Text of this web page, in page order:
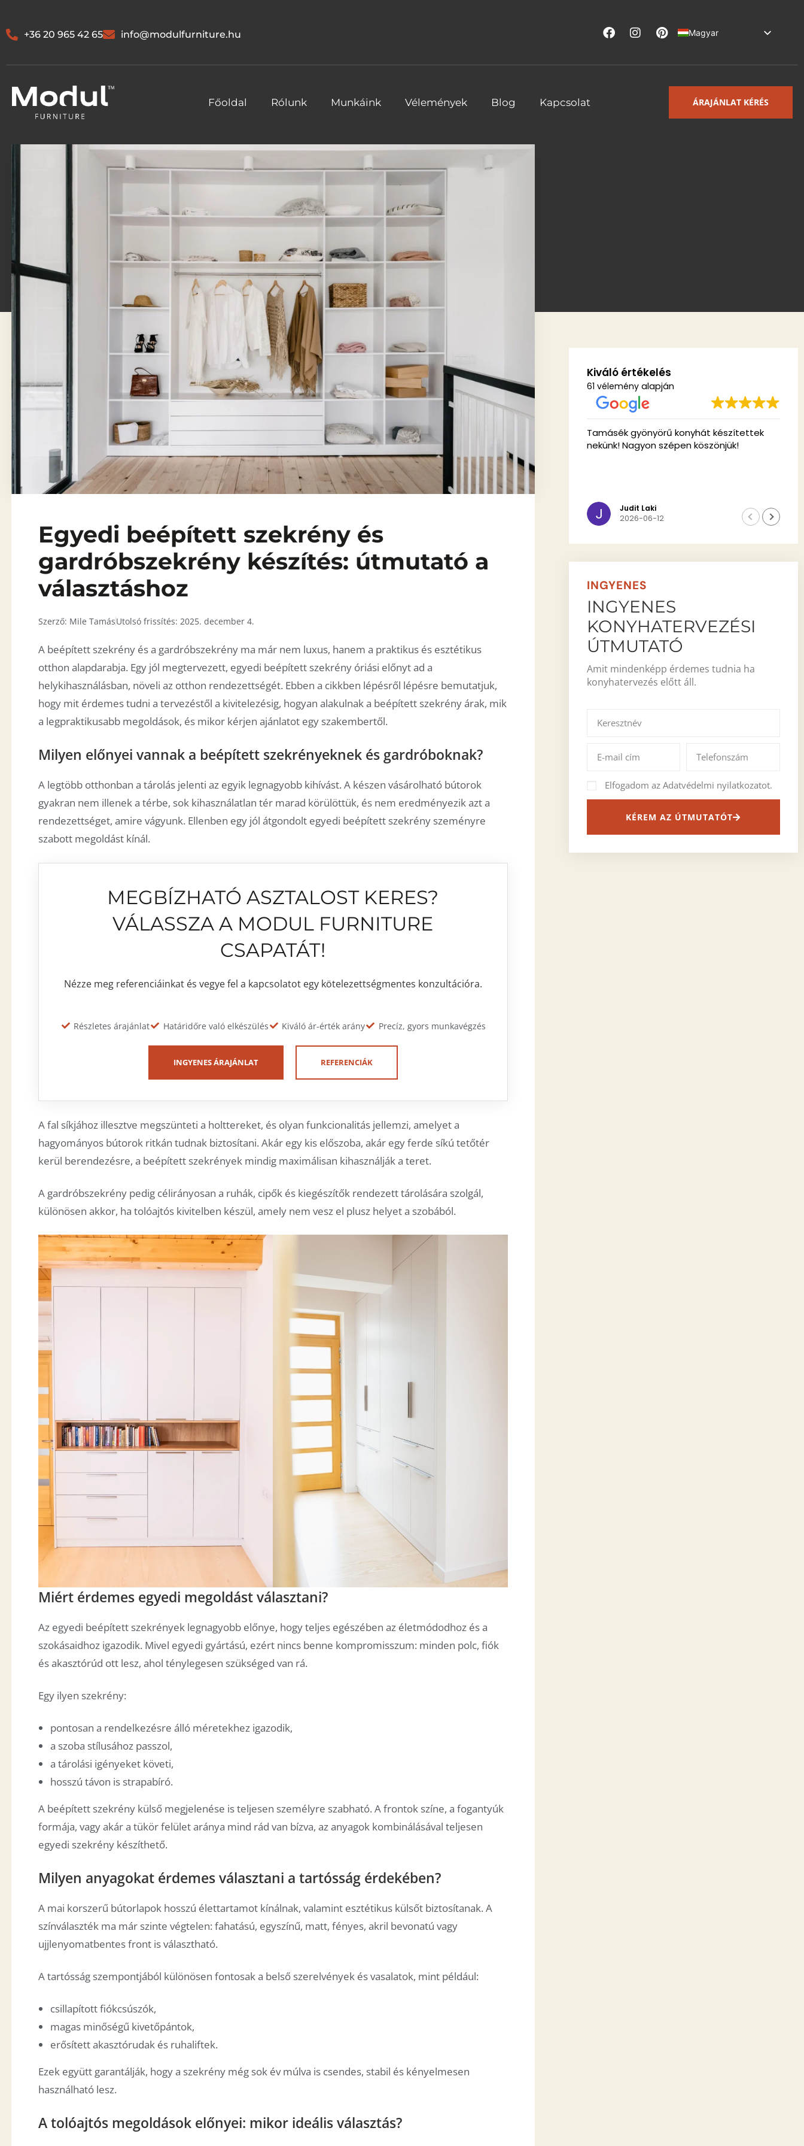
+36 20 965 42 65 info@modulfurniture.hu
Magyar
Főoldal Rólunk Munkáink Vélemények Blog Kapcsolat ÁRAJÁNLAT KÉRÉS
Egyedi beépített szekrény és
gardróbszekrény készítés: útmutató a
választáshoz
Szerző: Mile TamásUtolsó frissítés: 2025. december 4.
A beépített szekrény és a gardróbszekrény ma már nem luxus, hanem a praktikus és esztétikus
otthon alapdarabja. Egy jól megtervezett, egyedi beépített szekrény óriási előnyt ad a
helykihasználásban, növeli az otthon rendezettségét. Ebben a cikkben lépésről lépésre bemutatjuk,
hogy mit érdemes tudni a tervezéstől a kivitelezésig, hogyan alakulnak a beépített szekrény árak, mik
a legpraktikusabb megoldások, és mikor kérjen ajánlatot egy szakembertől.
Milyen előnyei vannak a beépített szekrényeknek és gardróboknak?
A legtöbb otthonban a tárolás jelenti az egyik legnagyobb kihívást. A készen vásárolható bútorok
gyakran nem illenek a térbe, sok kihasználatlan tér marad körülöttük, és nem eredményezik azt a
rendezettséget, amire vágyunk. Ellenben egy jól átgondolt egyedi beépített szekrény szeményre
szabott megoldást kínál.
MEGBÍZHATÓ ASZTALOST KERES?
VÁLASSZA A MODUL FURNITURE
CSAPATÁT!
Nézze meg referenciáinkatés vegye fel a kapcsolatot egy kötelezettségmentes konzultációra.
Részletes árajánlat Határidőre való elkészülés Kiváló ár-érték arány Precíz, gyors munkavégzés
INGYENES ÁRAJÁNLAT REFERENCIÁK
A fal síkjához illesztve megszünteti a holttereket, és olyan funkcionalitás jellemzi, amelyet a
hagyományos bútorok ritkán tudnak biztosítani. Akár egy kis előszoba, akár egy ferde síkú tetőtér
kerül berendezésre, a beépített szekrények mindig maximálisan kihasználják a teret.
A gardróbszekrény pedig célirányosan a ruhák, cipők és kiegészítők rendezett tárolására szolgál,
különösen akkor, ha tolóajtós kivitelben készül, amely nem vesz el plusz helyet a szobából.
Miért érdemes egyedi megoldást választani?
Az egyedi beépített szekrények legnagyobb előnye, hogy teljes egészében az életmódodhoz és a
szokásaidhoz igazodik. Mivel egyedi gyártású, ezért nincs benne kompromisszum: minden polc, fiók
és akasztórúd ott lesz, ahol ténylegesen szükséged van rá.
Egy ilyen szekrény:
pontosan a rendelkezésre álló méretekhez igazodik,
a szoba stílusához passzol,
a tárolási igényeket követi,
hosszú távon is strapabíró.
A beépített szekrény külső megjelenése is teljesen személyre szabható. A frontok színe, a fogantyúk
formája, vagy akár a tükör felület aránya mind rád van bízva, az anyagok kombinálásával teljesen
egyedi szekrény készíthető.
Milyen anyagokat érdemes választani a tartósság érdekében?
A mai korszerű bútorlapok hosszú élettartamot kínálnak, valamint esztétikus külsőt biztosítanak. A
színválaszték ma már szinte végtelen: fahatású, egyszínű, matt, fényes, akril bevonatú vagy
ujjlenyomatbentes front is választható.
A tartósság szempontjából különösen fontosak a belső szerelvények és vasalatok, mint például:
csillapított fiókcsúszók,
magas minőségű kivetőpántok,
erősített akasztórudak és ruhaliftek.
Ezek együtt garantálják, hogy a szekrény még sok év múlva is csendes, stabil és kényelmesen
használható lesz.
A tolóajtós megoldások előnyei: mikor ideális választás?
Kiváló értékelés
61 véleményalapján
Tamásék gyönyörű konyhát készítettek
nekünk! Nagyon szépen köszönjük!
A Modul
találkozáskor
terveken, és
Gyönyörű,
Köszönjük
Edina
2026-06-
INGYENES
INGYENES
KONYHATERVEZÉSI
ÚTMUTATÓ
Amit mindenképp érdemes tudnia ha
konyhatervezés előtt áll.
Elfogadom az Adatvédelmi nyilatkozatot.
KÉREM AZ ÚTMUTATÓT